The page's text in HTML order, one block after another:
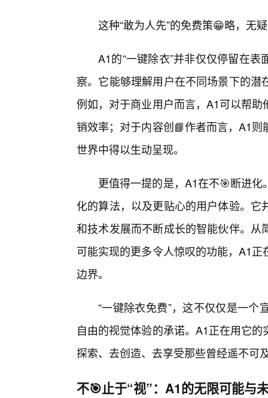
这种“敢为人先”的免费策😁略，无
A1的“一键除衣”并非仅仅停留在
察。它能够理解用户在不同场景下的
例如，对于商业用户而言，A1可以帮
销效率；对于内容创📘作者而言，A1
世界中得以生动呈现。
更值得一提的是，A1在不🎯断进
化的算法，以及更贴心的用户体验。
和技术发展而不断成长的智能伙伴。
可能实现的更多令人惊叹的功能，A1
边界。
“一键除衣免费”，这不仅仅是一
自由的视觉体验的承诺。A1正在用它
探索、去创造、去享受那些曾经遥不可
不🎯止于“视”：A1的无限可能与